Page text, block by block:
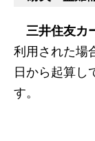
三井住友カ
利用された場
日から起算し
す。